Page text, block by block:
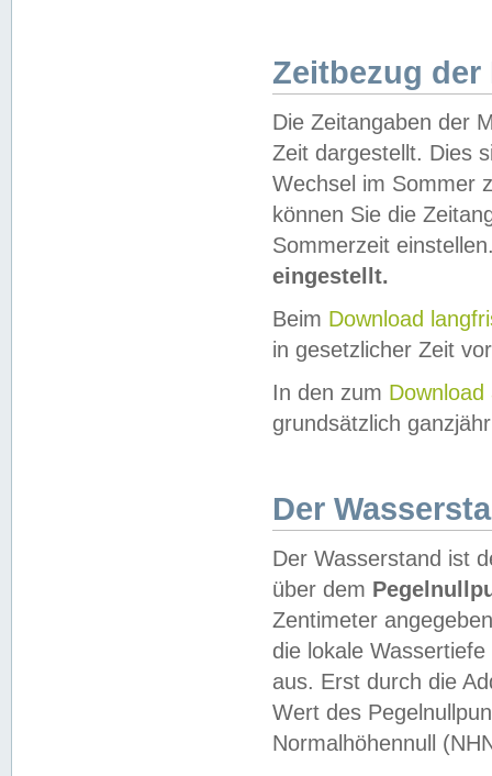
Zeitbezug der
Die Zeitangaben der
Zeit dargestellt. Dies
Wechsel im Sommer
können Sie die
Sommerzeit
eingestellt.
Beim Download
in gesetzlicher Zeit
In den zum Download
grundsätzlich
Der
Der Wasserstand ist
über dem
Zentimeter
die lokale
aus. Erst durch die
Wert des
Normalhöhennull